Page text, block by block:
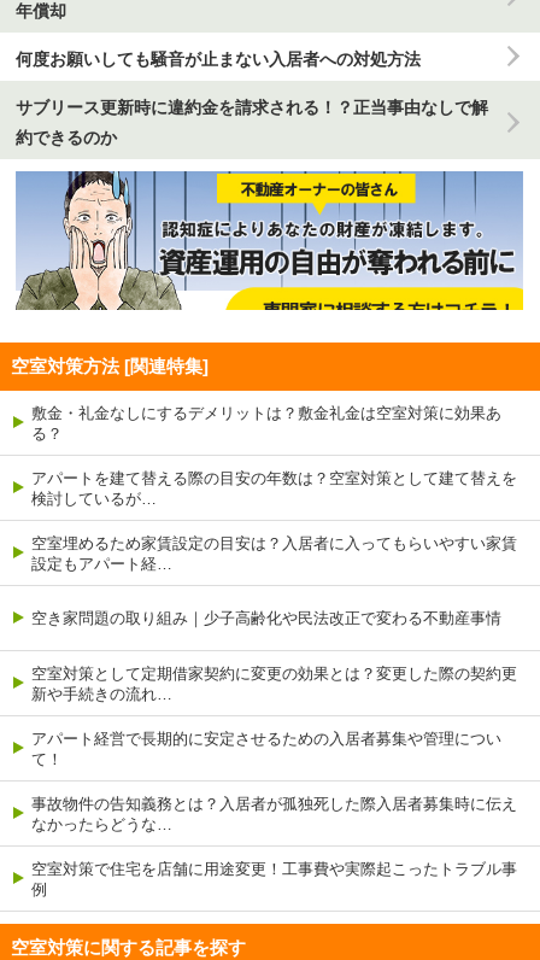
年償却
何度お願いしても騒音が止まない入居者への対処方法
サブリース更新時に違約金を請求される！？正当事由なしで解
約できるのか
空室対策方法 [関連特集]
敷金・礼金なしにするデメリットは？敷金礼金は空室対策に効果あ
る？
アパートを建て替える際の目安の年数は？空室対策として建て替えを
検討しているが…
空室埋めるため家賃設定の目安は？入居者に入ってもらいやすい家賃
設定もアパート経…
空き家問題の取り組み｜少子高齢化や民法改正で変わる不動産事情
空室対策として定期借家契約に変更の効果とは？変更した際の契約更
新や手続きの流れ…
アパート経営で長期的に安定させるための入居者募集や管理につい
て！
事故物件の告知義務とは？入居者が孤独死した際入居者募集時に伝え
なかったらどうな…
空室対策で住宅を店舗に用途変更！工事費や実際起こったトラブル事
例
空室対策に関する記事を探す